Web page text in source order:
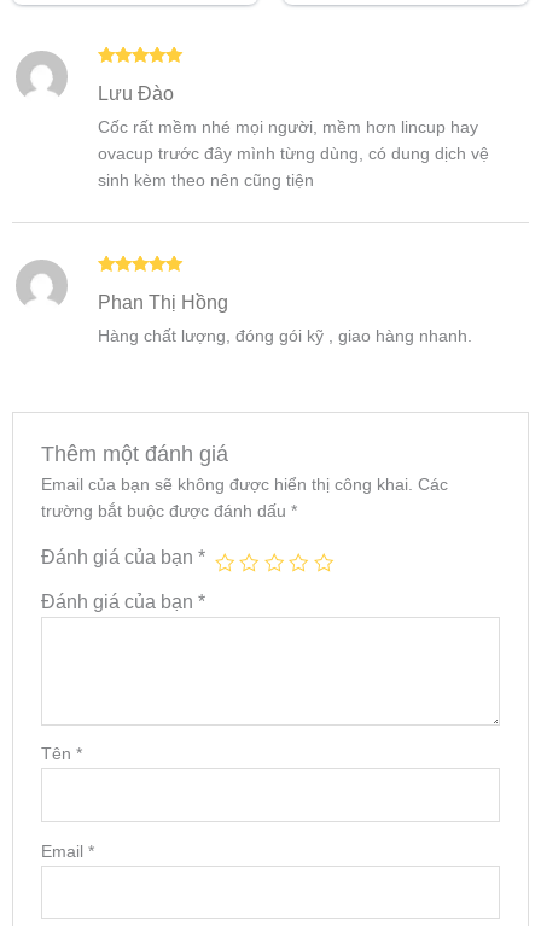
hạng 55
Lưu Đào
Cốc rất mềm nhé mọi người, mềm hơn lincup hay
ovacup trước đây mình từng dùng, có dung dịch vệ
sinh kèm theo nên cũng tiện
hạng5
Phan Thị Hồng
Hàng chất lượng, đóng gói kỹ , giao hàng nhanh.
Thêm một đánh giá
Email của bạn sẽ không được hiển thị công khai. Các
trường bắt buộc được đánh dấu *
Đánh giá của bạn *
Đánh giá của bạn *
Tên *
Email *